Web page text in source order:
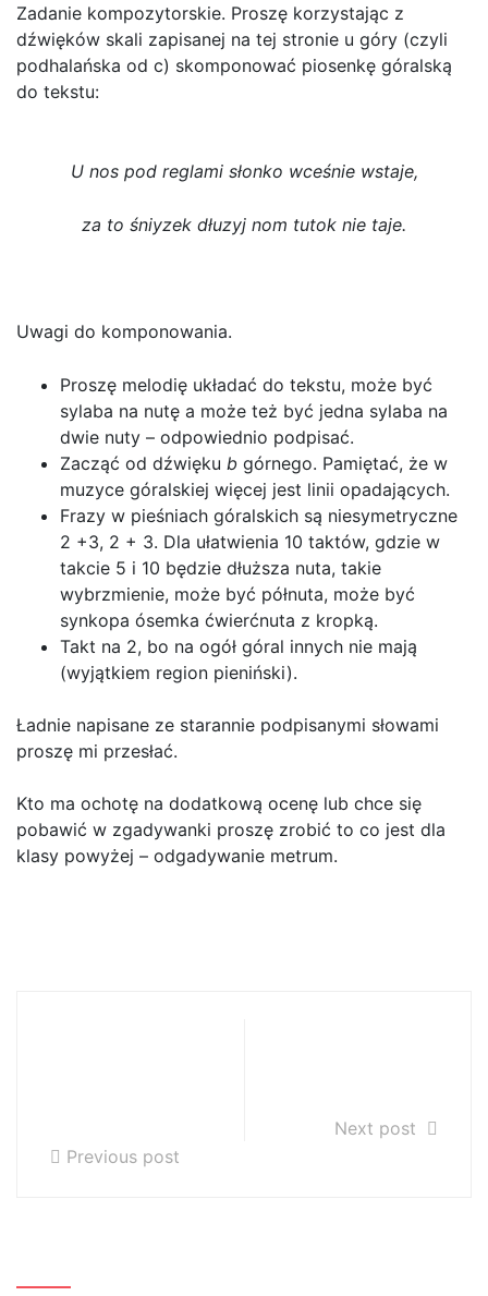
Zadanie kompozytorskie. Proszę korzystając z
dźwięków skali zapisanej na tej stronie u góry (czyli
podhalańska od c) skomponować piosenkę góralską
do tekstu:
U nos pod reglami słonko wceśnie wstaje,
za to śniyzek dłuzyj nom tutok nie taje.
Uwagi do komponowania.
Proszę melodię układać do tekstu, może być
sylaba na nutę a może też być jedna sylaba na
dwie nuty – odpowiednio podpisać.
Zacząć od dźwięku b górnego. Pamiętać, że w
muzyce góralskiej więcej jest linii opadających.
Frazy w pieśniach góralskich są niesymetryczne
2 +3, 2 + 3. Dla ułatwienia 10 taktów, gdzie w
takcie 5 i 10 będzie dłuższa nuta, takie
wybrzmienie, może być półnuta, może być
synkopa ósemka ćwierćnuta z kropką.
Takt na 2, bo na ogół góral innych nie mają
(wyjątkiem region pieniński).
Ładnie napisane ze starannie podpisanymi słowami
proszę mi przesłać.
Kto ma ochotę na dodatkową ocenę lub chce się
pobawić w zgadywanki proszę zrobić to co jest dla
klasy powyżej – odgadywanie metrum.
Previous post
Next post